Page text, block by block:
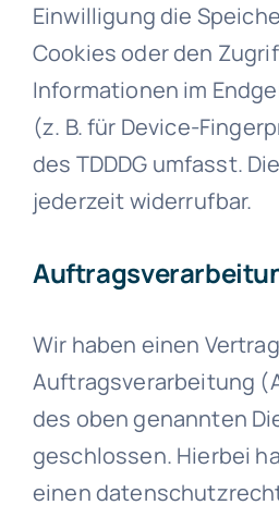
Einwilligung die
Cookies oder den
Informationen im
(z. B. für Device-
des TDDDG umfasst.
jederzeit widerrufbar.
Wir haben einen
Auftragsverarbeitung
des oben genannten
geschlossen. Hierbei
einen